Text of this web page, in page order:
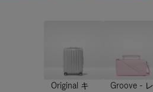
Original キ
Groove - レ